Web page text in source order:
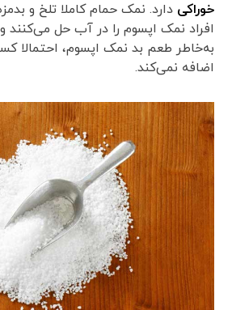
خوراکی دارد. نمک حمام کاملا تلخ و
افراد نمک اپسوم را در آب حل می‌کنند
به‌خاطر طعم بد نمک اپسوم، احتمالا
اضافه نمی‌کند.